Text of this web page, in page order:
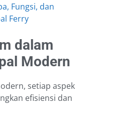
Fungsi, dan
Ferry
dalam
Modern
setiap aspek
efisiensi dan